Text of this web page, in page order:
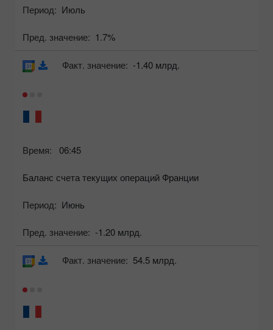
Период: Июль
Пред. значение: 1.7%
Время: 06:45
Баланс счета текущих операций Франции
Период: Июнь
Пред. значение: -1.20 млрд.
Факт. значение: -1.40 млрд.
Факт. значение: 54.5 млрд.